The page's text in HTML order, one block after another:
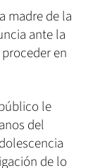
madre de la
ante la
en
le
del
de lo